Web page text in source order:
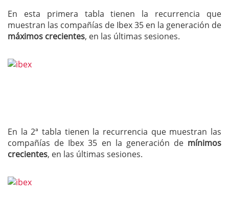
En esta primera tabla tienen la recurrencia que
muestran las compañías de Ibex 35 en la generación de
máximos crecientes, en las últimas sesiones.
En la 2ª tabla tienen la recurrencia que muestran las
compañías de Ibex 35 en la generación de mínimos
crecientes, en las últimas sesiones.